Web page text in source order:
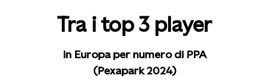
Tra i top 3 player
in Europa per numero di PPA
(Pexapark 2024)